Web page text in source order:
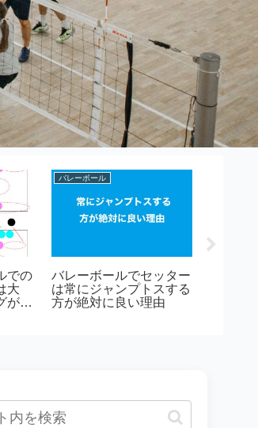
での
大
が重
バレーボール
バレーボールでセッター
は常にジャンプトスする
方が絶対に良い理由